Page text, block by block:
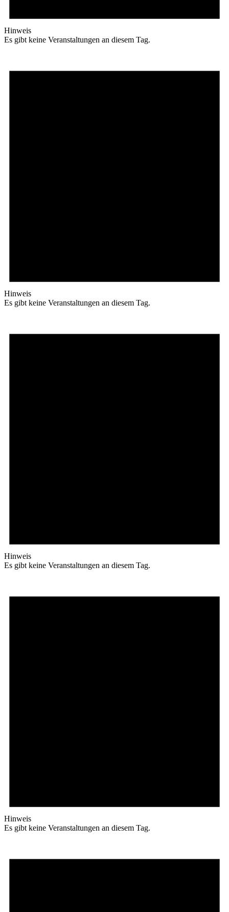
Hinweis
Es gibt keine Veranstaltungen an diesem Tag.
Hinweis
Es gibt keine Veranstaltungen an diesem Tag.
Hinweis
Es gibt keine Veranstaltungen an diesem Tag.
Hinweis
Es gibt keine Veranstaltungen an diesem Tag.